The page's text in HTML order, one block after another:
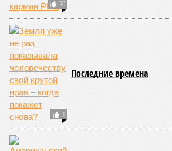
20
1
Последние времена